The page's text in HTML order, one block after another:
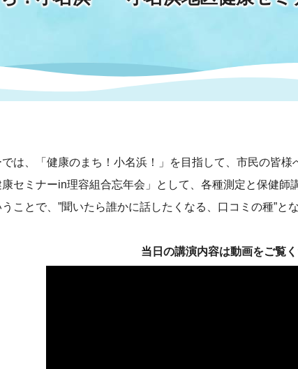
オープンデータ・活用事例
地域福祉
審議会など いわ
は、「健康のまち！小名浜！」を目指して、市民の皆様
セミナーin理容組合忘年会」として、各種測定と保健師
ことで、”聞いたら誰かに話したくなる、口コミの種”と
当日の講演内容は動画をご覧く